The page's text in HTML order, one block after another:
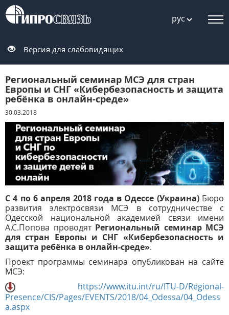
рус
Версия для слабовидящих
Региональный семинар МСЭ для стран
Европы и СНГ «Кибербезопасность и защита
ребёнка в онлайн-среде»
30.03.2018
С 4 по 6 апреля 2018 года в Одессе (Украина) Бюро
развития электросвязи МСЭ в сотрудничестве с
Одесской национальной академией связи имени
А.С.Попова проводятРегиональный семинар МСЭ
для стран Европы и СНГ «Кибербезопасность и
защита ребёнка в онлайн-среде».
Проект программы семинара опубликован на сайте
МСЭ:
https://www.itu.int/ru/ITU-D/Regional-
Presence/CIS/Pages/EVENTS/2018/04_Odessa/04_Odess
a.aspx